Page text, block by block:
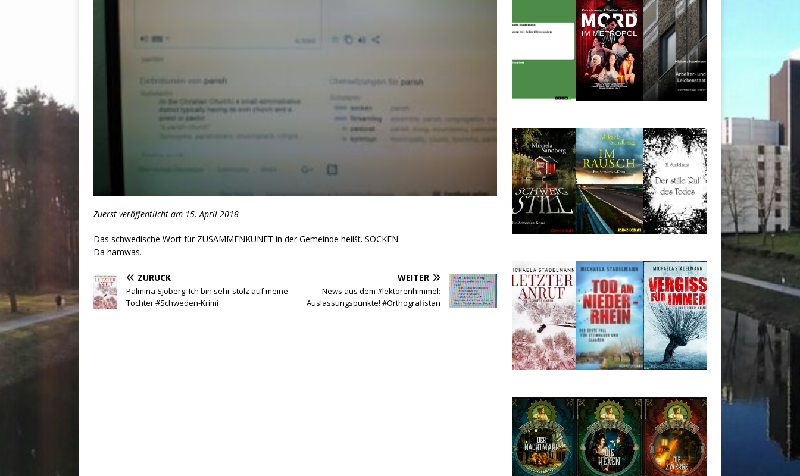
Zuerst veröffentlicht am 15. April 2018
Das schwedische Wort für ZUSAMMENKUNFT in der Gemeinde heißt. SOCKEN.
Da hamwas.
ZURÜCK
Palmina Sjöberg: Ich bin sehr stolz auf meine
Tochter #Schweden-Krimi
WEITER
News aus dem #lektorenhimmel:
Auslassungspunkte! #Orthografistan